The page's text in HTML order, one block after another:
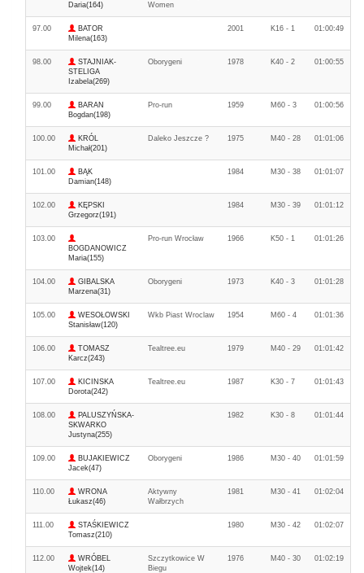
Daria(164)
Women
97.00
BATOR
Milena(163)
2001 K16 - 1 01:00:49
98.00
STAJNIAK-
STELIGA
Izabela(269)
Oborygeni 1978 K40 - 2 01:00:55
99.00
BARAN
Bogdan(198)
Pro-run 1959 M60 - 3 01:00:56
100.00
KRÓL
Michał(201)
Daleko Jeszcze ? 1975 M40 - 28 01:01:06
101.00
BĄK
Damian(148)
1984 M30 - 38 01:01:07
102.00
KĘPSKI
Grzegorz(191)
1984 M30 - 39 01:01:12
103.00
BOGDANOWICZ
Maria(155)
Pro-run Wrocław 1966 K50 - 1 01:01:26
104.00
GIBALSKA
Marzena(31)
Oborygeni 1973 K40 - 3 01:01:28
105.00
WESOŁOWSKI
Stanisław(120)
Wkb Piast Wroclaw 1954 M60 - 4 01:01:36
106.00
TOMASZ
Karcz(243)
Tealtree.eu 1979 M40 - 29 01:01:42
107.00
KICINSKA
Dorota(242)
Tealtree.eu 1987 K30 - 7 01:01:43
108.00
PALUSZYŃSKA-
SKWARKO
Justyna(255)
1982 K30 - 8 01:01:44
109.00
BUJAKIEWICZ
Jacek(47)
Oborygeni 1986 M30 - 40 01:01:59
110.00
WRONA
Łukasz(46)
Aktywny
Wałbrzych
1981 M30 - 41 01:02:04
111.00
STAŚKIEWICZ
Tomasz(210)
1980 M30 - 42 01:02:07
112.00
WRÓBEL
Wojtek(14)
Szczytkowice W
Biegu
1976 M40 - 30 01:02:19